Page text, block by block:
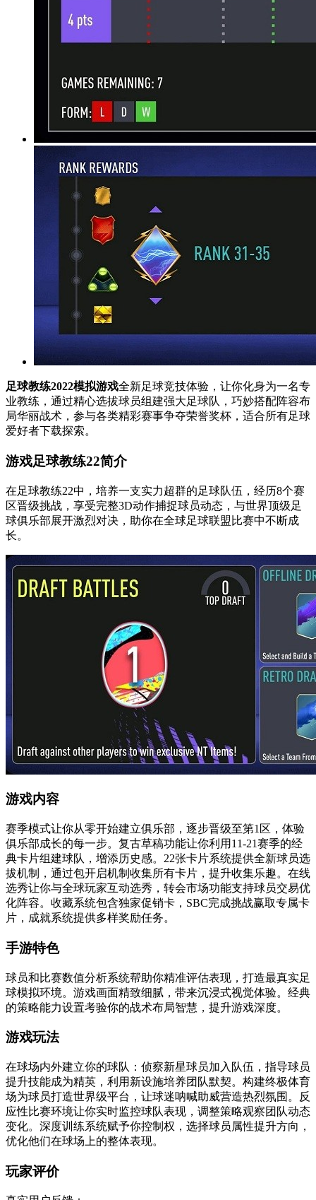
足球教练2022模拟游戏全新足球竞技体验，让你化身为一名专
业教练，通过精心选拔球员组建强大足球队，巧妙搭配阵容布
局华丽战术，参与各类精彩赛事争夺荣誉奖杯，适合所有足球
爱好者下载探索。
游戏足球教练22简介
在足球教练22中，培养一支实力超群的足球队伍，经历8个赛
区晋级挑战，享受完整3D动作捕捉球员动态，与世界顶级足
球俱乐部展开激烈对决，助你在全球足球联盟比赛中不断成
长。
游戏内容
赛季模式让你从零开始建立俱乐部，逐步晋级至第1区，体验
俱乐部成长的每一步。复古草稿功能让你利用11-21赛季的经
典卡片组建球队，增添历史感。22张卡片系统提供全新球员选
拔机制，通过包开启机制收集所有卡片，提升收集乐趣。在线
选秀让你与全球玩家互动选秀，转会市场功能支持球员交易优
化阵容。收藏系统包含独家促销卡，SBC完成挑战赢取专属卡
片，成就系统提供多样奖励任务。
手游特色
球员和比赛数值分析系统帮助你精准评估表现，打造最真实足
球模拟环境。游戏画面精致细腻，带来沉浸式视觉体验。经典
的策略能力设置考验你的战术布局智慧，提升游戏深度。
游戏玩法
在球场内外建立你的球队：侦察新星球员加入队伍，指导球员
提升技能成为精英，利用新设施培养团队默契。构建终极体育
场为球员打造世界级平台，让球迷呐喊助威营造热烈氛围。反
应性比赛环境让你实时监控球队表现，调整策略观察团队动态
变化。深度训练系统赋予你控制权，选择球员属性提升方向，
优化他们在球场上的整体表现。
玩家评价